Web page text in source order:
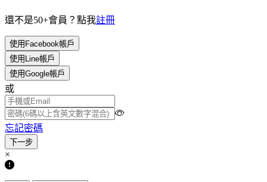
還不是50+會員？點我註冊
使用Facebook帳戶
使用Line帳戶
使用Google帳戶
或
忘記密碼
×